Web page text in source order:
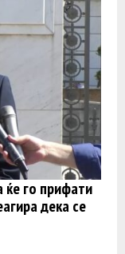
го прифати
дека се